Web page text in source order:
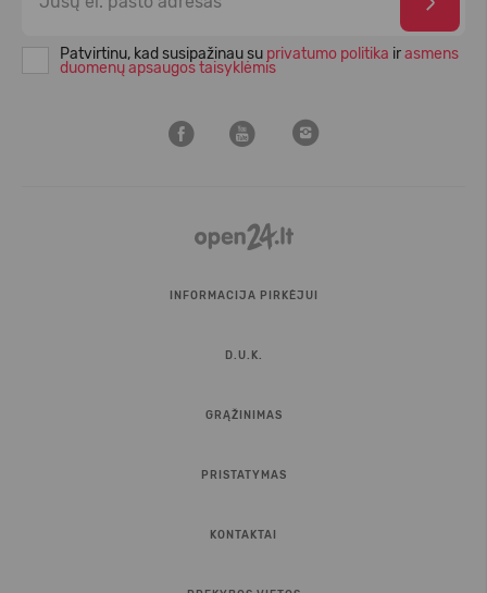
Patvirtinu, kad susipažinau su privatumo politika irasmens
duomenų apsaugos taisyklėmis
INFORMACIJA PIRKĖJUI
D.U.K.
GRĄŽINIMAS
PRISTATYMAS
KONTAKTAI